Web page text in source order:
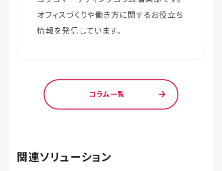
オフィスづくりや働き方に関するお役立ち
情報を発信しています。
コラム一覧
関連ソリューション